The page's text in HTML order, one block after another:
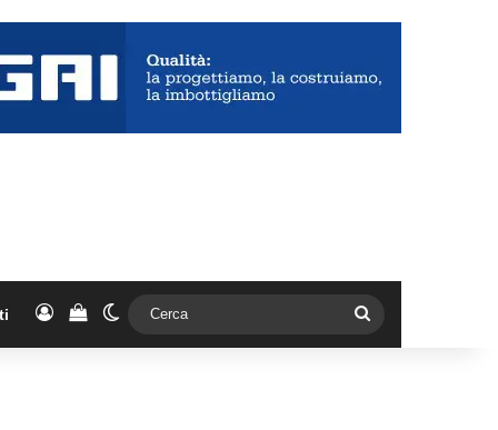
AccediVedi il carrello
Cambia aspetto